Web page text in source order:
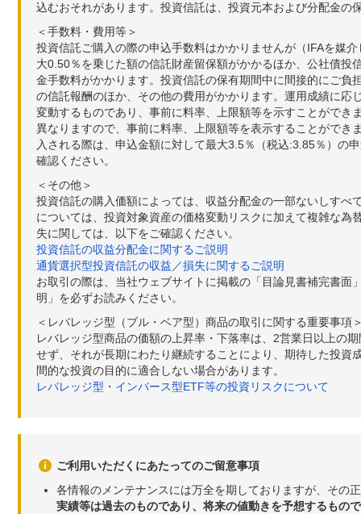
込むおそれがあります。投資信託は、投資元本および分配金の
＜手数料・費用等＞
投資信託ご購入の際の申込手数料はかかりませんが（IFAを媒
大0.50％を乗じた額の信託財産留保額がかかるほか、公社債
金手数料がかかります。投資信託の保有期間中に間接的にご
の信託報酬のほか、その他の費用がかかります。運用成績に
変動するものであり、事前に料率、上限額等を示すことがで
異なりますので、事前に料率、上限額等を表示することがで
入される際は、申込金額に対して最大3.5％（税込:3.85％）の
確認ください。
＜その他＞
投資信託の購入価額によっては、収益分配金の一部ないしす
については、投資対象資産の価格変動リスクに加えて複雑な
失に関しては、以下をご確認ください。
投資信託の収益分配金に関するご説明
通貨選択型投資信託の収益／損失に関するご説明
お取引の際は、当社ウェブサイトに掲載の「目論見書補完書
明」を必ずお読みください。
＜レバレッジ型（ブル・ベア型）商品の取引に関する重要事項
レバレッジ型商品の価額の上昇率・下落率は、2営業日以上の
せず、それが長期にわたり継続することにより、期待した投
間的な投資の目的に適合しない場合があります。
レバレッジ型・インバース型ETF等の投資リスクについて
ご利用いただくにあたってのご留意事項
各情報のメンテナンスには万全を期しておりますが、その
実績等は過去のものであり、将来の値動きを予想するもの